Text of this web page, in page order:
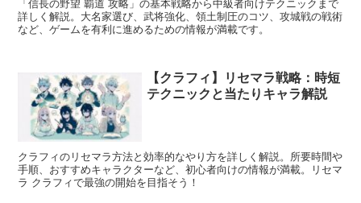
「信長の野望 覇道 攻略」の基本戦略から中級者向けテクニックまで
詳しく解説。大名家選び、武将強化、領土制圧のコツ、攻城戦の戦術
など、ゲームを有利に進めるための情報が満載です。
【クラフィ】リセマラ戦略：時短
テクニックと当たりキャラ解説
クラフィのリセマラ方法と効率的なやり方を詳しく解説。所要時間や
手順、おすすめキャラクターなど、初心者向けの情報が満載。リセマ
ラ クラフィで最強の開始を目指そう！